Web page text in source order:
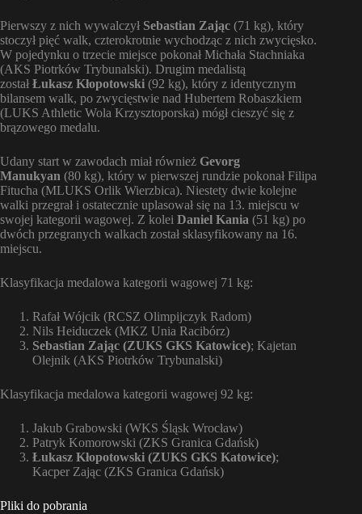
Pierwszy z nich wywalczył Sebastian Zając (71 kg), który
stoczył pięć walk, czterokrotnie wychodząc z nich zwycięsko.
W pojedynku o trzecie miejsce pokonał Michała Stachniaka
(AKS Piotrków Trybunalski). Drugim medalistą
zostałŁukasz Kłopotowski (92 kg), który z identycznym
bilansem walk, po zwycięstwie nad Hubertem Robaszkiem
(LUKS Athletic Wola Krzysztoporska) mógł cieszyć się z
brązowego medalu.
Udany start w zawodach miał również Gevorg
Manukyan (80 kg), który w pierwszej rundzie pokonał Filipa
Fitucha (MLUKS Orlik Wierzbica). Niestety dwie kolejne
walki przegrał i ostatecznie uplasował się na 13. miejscu w
swojej kategorii wagowej. Z kolei Daniel Kania (51 kg) po
dwóch przegranych walkach został sklasyfikowany na 16.
miejscu.
Klasyfikacja medalowa kategorii wagowej 71 kg:
Rafał Wójcik (RCSZ Olimpijczyk Radom)
Nils Heiduczek (MKZ Unia Racibórz)
Sebastian Zając (ZUKS GKS Katowice); Kajetan
Olejnik (AKS Piotrków Trybunalski)
Klasyfikacja medalowa kategorii wagowej 92 kg:
Jakub Grabowski (WKS Śląsk Wrocław)
Patryk Komorowski (ZKS Granica Gdańsk)
Łukasz Kłopotowski (ZUKS GKS Katowice);
Kacper Zając (ZKS Granica Gdańsk)
Pliki do pobrania